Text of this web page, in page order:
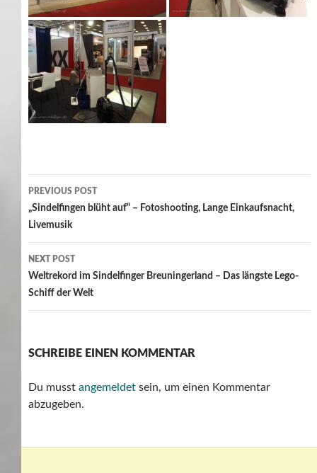
Post
navigation
PREVIOUS POST
„Sindelfingen blüht auf“ – Fotoshooting, Lange Einkaufsnacht,
Livemusik
NEXT POST
Weltrekord im Sindelfinger Breuningerland – Das längste Lego-
Schiff der Welt
SCHREIBE EINEN KOMMENTAR
Du musst angemeldet sein, um einen Kommentar
abzugeben.